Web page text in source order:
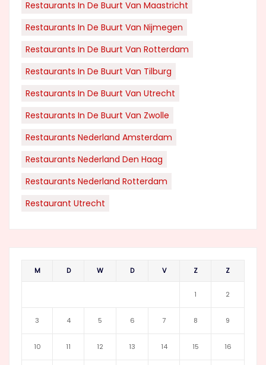
Restaurants In De Buurt Van Maastricht
Restaurants In De Buurt Van Nijmegen
Restaurants In De Buurt Van Rotterdam
Restaurants In De Buurt Van Tilburg
Restaurants In De Buurt Van Utrecht
Restaurants In De Buurt Van Zwolle
Restaurants Nederland Amsterdam
Restaurants Nederland Den Haag
Restaurants Nederland Rotterdam
Restaurant Utrecht
M D W D V Z Z
1 2
3 4 5 6 7 8 9
10 11 12 13 14 15 16